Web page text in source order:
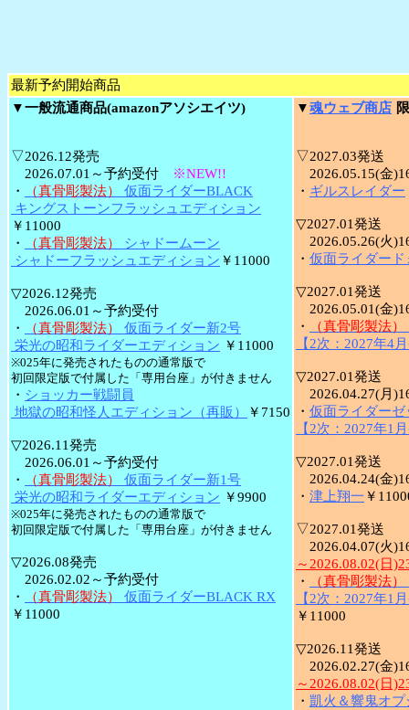
最新予約開始商品
▼一般流通商品(amazonアソシエイツ)
▽2026.12発売
2026.07.01～予約受付
※NEW!!
・
（真骨彫製法）
仮面ライダーBLACK
キングストーンフラッシュエディション
￥11000
・
（真骨彫製法） シャドームーン
シャドーフラッシュエディション ￥11000
▽2026.12発売
2026.06.01～予約受付
・
（真骨彫製法） 仮面ライダー新2号
栄光の昭和ライダーエディション ￥11000
※025年に発売されたものの通常版で
初回限定版で付属した「専用台座」が付きません
・ ショッカー戦闘員
地獄の昭和怪人エディション（再販）
￥7150
▽2026.11発売
2026.06.01～予約受付
・
（真骨彫製法） 仮面ライダー新1号
栄光の昭和ライダーエディション ￥9900
※025年に発売されたものの通常版で
初回限定版で付属した「専用台座」が付きません
▽2026.08発売
2026.02.02～予約受付
・
（真骨彫製法）
仮面ライダーBLACK RX
￥11000
▼魂ウェブ商店
▽2027.03発送
2026.05.15(金
・ ギルスレイダー
▽2027.01発送
2026.05.26(火
・ 仮面ライダード
▽2027.01発送
2026.05.01(金
・
（真骨彫製法）
【2次：2027年4
▽2027.01発送
2026.04.27(月
・ 仮面ライダー
【2次：2027年1
▽2027.01発送
2026.04.24(金
・ 津上翔一 ￥
▽2027.01発送
2026.04.07(火
～2026.08.02(日
・
（真骨彫製法）
【2次：2027年1
￥11000
▽2026.11発送
2026.02.27(金
～2026.08.02(日
・ 凱火＆響鬼オ